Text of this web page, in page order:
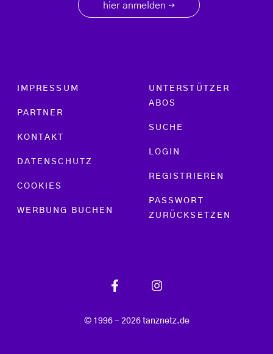
hier anmelden →
Footer menu
IMPRESSUM
PARTNER
KONTAKT
DATENSCHUTZ
COOKIES
WERBUNG BUCHEN
UNTERSTÜTZER
ABOS
SUCHE
LOGIN
REGISTRIEREN
PASSWORT
ZURÜCKSETZEN
© 1996 - 2026 tanznetz.de